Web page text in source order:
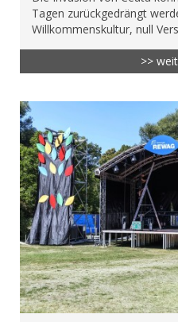
Tagen zurückgedrängt
Willkommenskultur, null
>>